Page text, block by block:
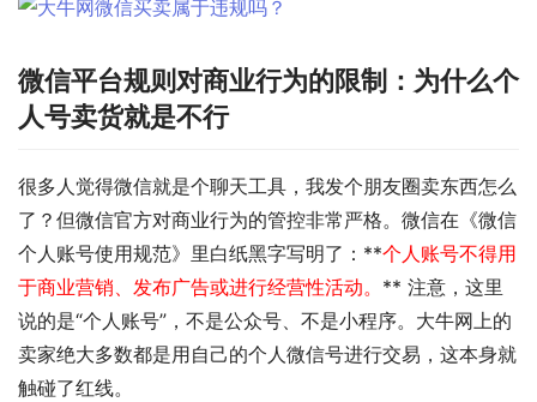
微信平台规则对商业行为的限制：为什么个
人号卖货就是不行
很多人觉得微信就是个聊天工具，我发个朋友圈卖东西怎么
了？但微信官方对商业行为的管控非常严格。微信在《微信
个人账号使用规范》里白纸黑字写明了：**个人账号不得用
于商业营销、发布广告或进行经营性活动。 ** 注意，这里
说的是“个人账号”，不是公众号、不是小程序。大牛网上的
卖家绝大多数都是用自己的个人微信号进行交易，这本身就
触碰了红线。